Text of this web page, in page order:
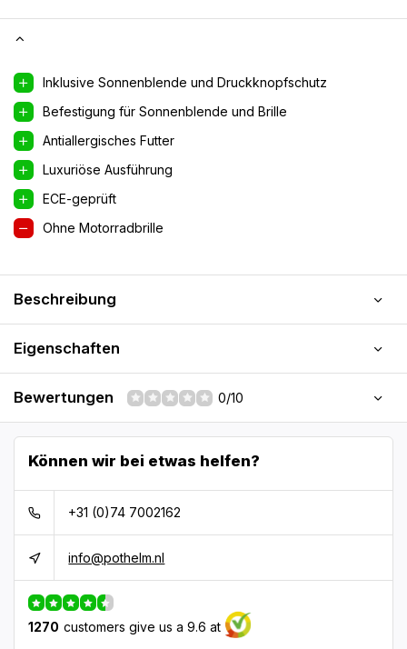
Inklusive Sonnenblende und Druckknopfschutz
Befestigung für Sonnenblende und Brille
Antiallergisches Futter
Luxuriöse Ausführung
ECE-geprüft
Ohne Motorradbrille
Beschreibung
Eigenschaften
Bewertungen 0/10
Können wir bei etwas helfen?
+31 (0)74 7002162
info@pothelm.nl
1270 customers give us a 9.6 at